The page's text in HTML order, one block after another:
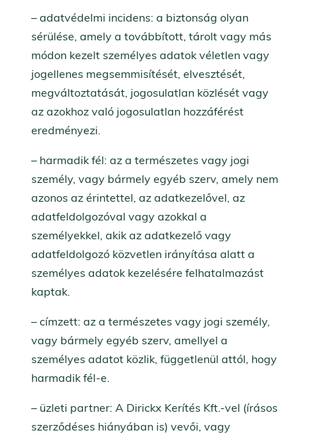
– adatvédelmi incidens: a biztonság olyan
sérülése, amely a továbbított, tárolt vagy más
módon kezelt személyes adatok véletlen vagy
jogellenes megsemmisítését, elvesztését,
megváltoztatását, jogosulatlan közlését vagy
az azokhoz való jogosulatlan hozzáférést
eredményezi.
– harmadik fél: az a természetes vagy jogi
személy, vagy bármely egyéb szerv, amely nem
azonos az érintettel, az adatkezelővel, az
adatfeldolgozóval vagy azokkal a
személyekkel, akik az adatkezelő vagy
adatfeldolgozó közvetlen irányítása alatt a
személyes adatok kezelésére felhatalmazást
kaptak.
– címzett: az a természetes vagy jogi személy,
vagy bármely egyéb szerv, amellyel a
személyes adatot közlik, függetlenül attól, hogy
harmadik fél-e.
– üzleti partner: A Dirickx Kerítés Kft.-vel (írásos
szerződéses hiányában is) vevői, vagy